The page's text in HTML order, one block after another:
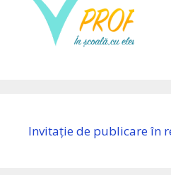
Invitație de publicare în